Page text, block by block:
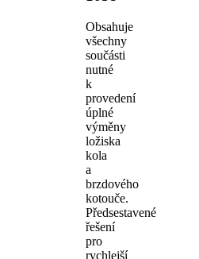
Obsahuje
všechny
součásti
nutné
k
provedení
úplné
výměny
ložiska
kola
a
brzdového
kotouče.
Předsestavené
řešení
pro
rychlejší